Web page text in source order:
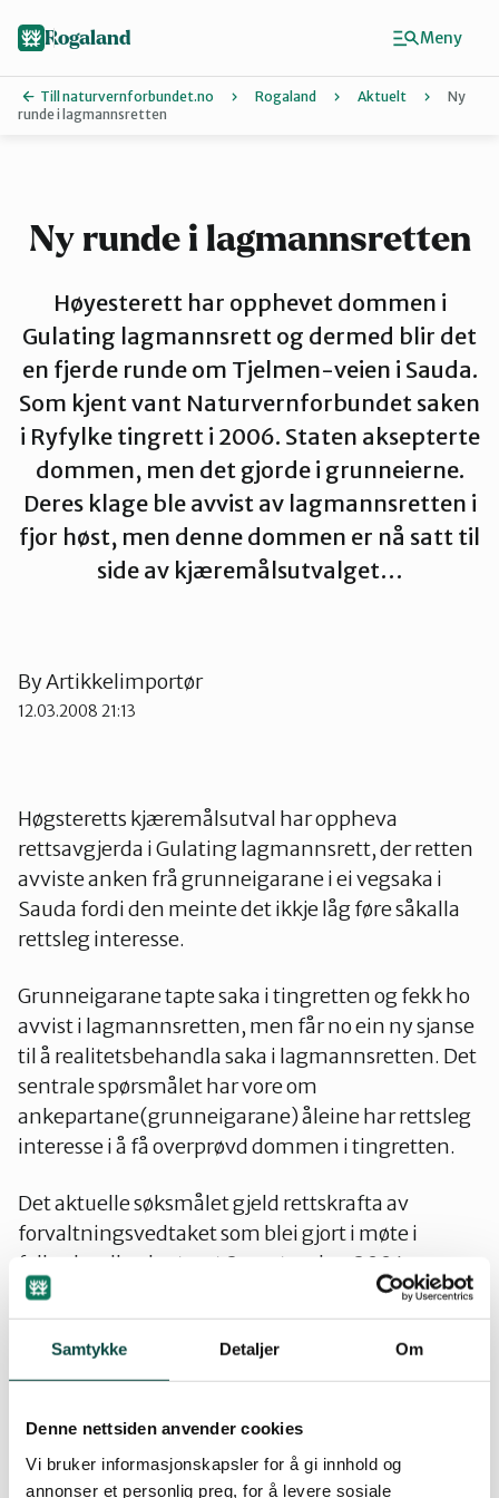
Samtykke Detaljer Om
Denne nettsiden anvender cookies
Vi bruker informasjonskapsler for å gi innhold og
annonser et personlig preg, for å levere sosiale
Haugalandet
Naturvernforbundet i Sandnes
Nord-Jæren
Strand
Vindafjord og Etne
Rogaland
Till naturvernforbundet.no Rogaland Aktuelt
Ny
runde i lagmannsretten
Ny runde i lagmannsretten
Høyesterett har opphevet dommen i
Gulating lagmannsrett og dermed blir det
en fjerde runde om Tjelmen-veien i Sauda.
Som kjent vant Naturvernforbundet saken
i Ryfylke tingrett i 2006. Staten aksepterte
dommen, men det gjorde i grunneierne.
Deres klage ble avvist av lagmannsretten i
fjor høst, men denne dommen er nå satt til
side av kjæremålsutvalget…
ByArtikkelimportør
12.03.2008 21:13
Høgsteretts kjæremålsutval har oppheva
rettsavgjerda i Gulating lagmannsrett, der retten
avviste anken frå grunneigarane i ei vegsaka i
Sauda fordi den meinte det ikkje låg føre såkalla
rettsleg interesse.
Grunneigarane tapte saka i tingretten og fekk ho
avvist i lagmannsretten, men får no ein ny sjanse
til å realitetsbehandla saka i lagmannsretten. Det
sentrale spørsmålet har vore om
ankepartane(grunneigarane) åleine har rettsleg
interesse i å få overprøvd dommen i tingretten.
Det aktuelle søksmålet gjeld rettskrafta av
forvaltningsvedtaket som blei gjort i møte i
fylkeslandbruksstyret 2. september 2004.
Høgsterett har slått fast at grunneigarane har slik
rettsleg interesse i å få overprøvd saka i
tingretten. I tillegg dreg også Høgsterett Staten
inn att i saka, som ankemotpart for
tvungen til å bli med på ein full runde i